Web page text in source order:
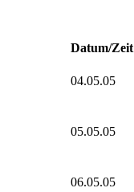
Datum/Zeit
04.05.05
05.05.05
06.05.05